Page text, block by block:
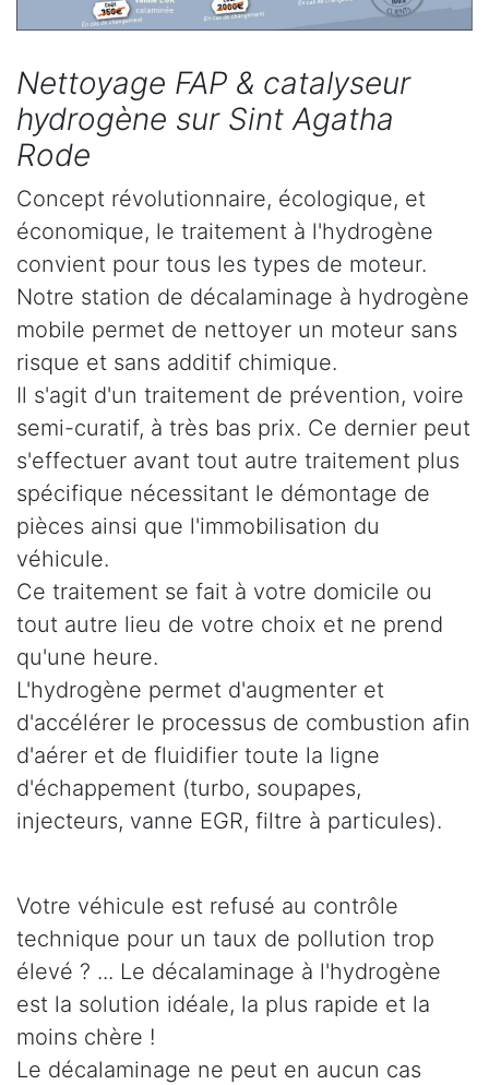
Nettoyage FAP & catalyseur
hydrogène sur Sint Agatha
Rode
Concept révolutionnaire, écologique, et
économique, le traitement à l'hydrogène
convient pour tous les types de moteur.
Notre station de décalaminage à hydrogène
mobile permet de nettoyer un moteur sans
risque et sans additif chimique.
Il s'agit d'un traitement de prévention, voire
semi-curatif, à très bas prix. Ce dernier peut
s'effectuer avant tout autre traitement plus
spécifique nécessitant le démontage de
pièces ainsi que l'immobilisation du
véhicule.
Ce traitement se fait à votre domicile ou
tout autre lieu de votre choix et ne prend
qu'une heure.
L'hydrogène permet d'augmenter et
d'accélérer le processus de combustion afin
d'aérer et de fluidifier toute la ligne
d'échappement (turbo, soupapes,
injecteurs, vanne EGR, filtre à particules).
Votre véhicule est refusé au contrôle
technique pour un taux de pollution trop
élevé ? ... Le décalaminage à l'hydrogène
est la solution idéale, la plus rapide et la
moins chère !
Le décalaminage ne peut en aucun cas